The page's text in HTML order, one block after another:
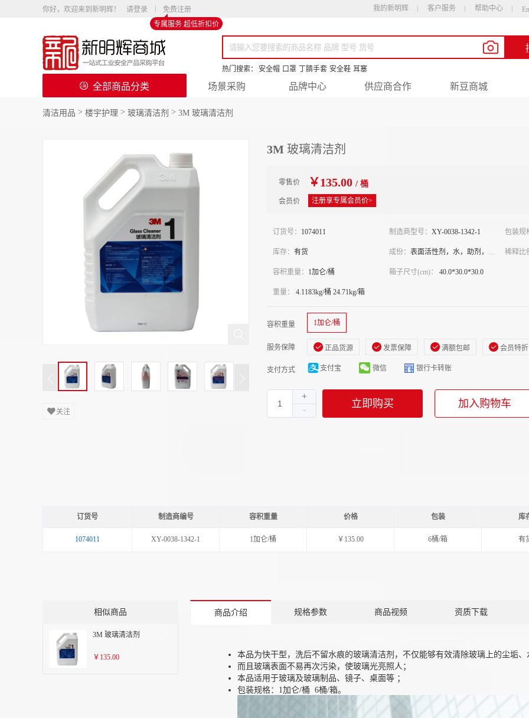
你好，欢迎来到新明辉！ 请登录
免费注册
专属服务 超低折扣价
我的新明辉 客户服务 帮助中心
热门搜索： 安全帽 口罩 丁腈手套 安全鞋 耳塞
全部商品分类 场景采购 品牌中心 供应商合作 新豆商城
清洁用品 > 楼宇护理 > 玻璃清洁剂 > 3M 玻璃清洁剂
关注
3M 玻璃清洁剂
零售价 ￥135.00 / 桶
会员价 注册享专属会员价>
订货号： 1074011 制造商型号： XY-0038-1342-1 包装规
库存： 有货 成份： 表面活性剂，水，助剂，香
稀释比
容积重量： 1加仑/桶 箱子尺寸(cm)： 40.0*30.0*30.0
重量： 4.1183kg/桶 24.71kg/箱
容积重量 1加仑/桶
服务保障 正品货源 发票保障 满额包邮 会员特折
支付方式 支付宝 微信 银行卡转账
立即购买 加入购物车
订货号 制造商编号 容积重量 价格 包装 库
1074011 XY-0038-1342-1 1加仑/桶 ￥135.00 6桶/箱 有
相似商品
3M 玻璃清洁剂
￥135.00
商品介绍 规格参数 商品视频 资质下载
本品为快干型，洗后不留水痕的玻璃清洁剂，不仅能够有效清除玻璃上的尘垢
而且玻璃表面不易再次污染，使玻璃光亮照人；
本品适用于玻璃及玻璃制品、镜子、桌面等 ；
包装规格：1加仑/桶 6桶/箱。